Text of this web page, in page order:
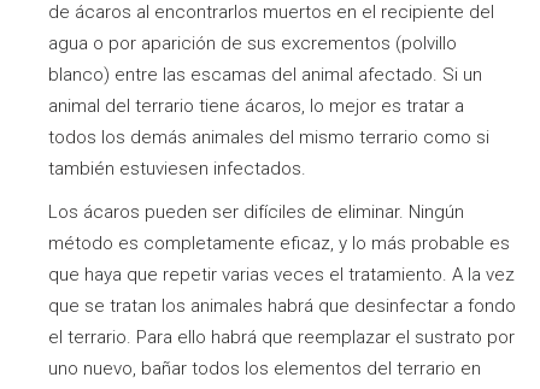
de ácaros al encontrarlos muertos en el recipiente del
agua o por aparición de sus excrementos (polvillo
blanco) entre las escamas del animal afectado. Si un
animal del terrario tiene ácaros, lo mejor es tratar a
todos los demás animales del mismo terrario como si
también estuviesen infectados.
Los ácaros pueden ser difíciles de eliminar. Ningún
método es completamente eficaz, y lo más probable es
que haya que repetir varias veces el tratamiento. A la vez
que se tratan los animales habrá que desinfectar a fondo
el terrario. Para ello habrá que reemplazar el sustrato por
uno nuevo, bañar todos los elementos del terrario en